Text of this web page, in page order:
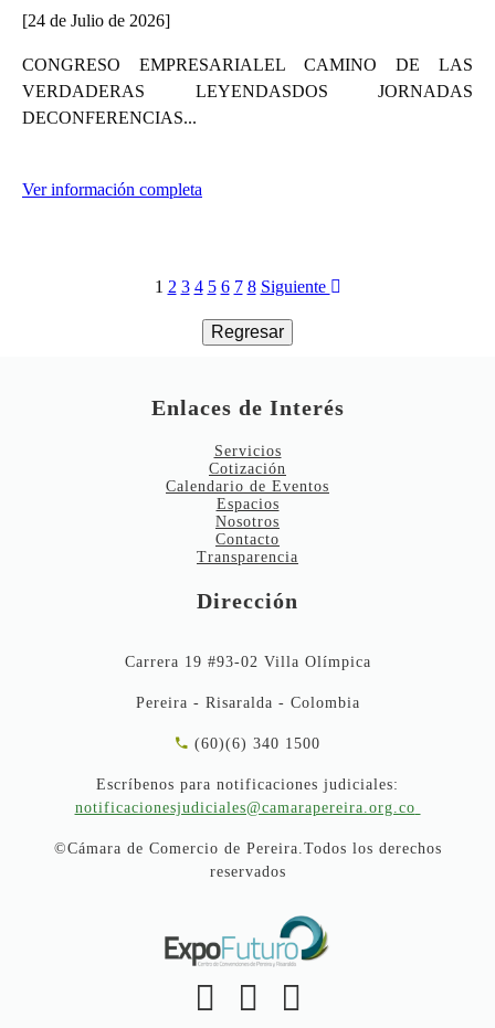
[24 de Julio de 2026]
CONGRESO EMPRESARIALEL CAMINO DE LAS
VERDADERAS LEYENDASDOS JORNADAS
DECONFERENCIAS...
Ver información completa
1 2 3 4 5 6 7 8 Siguiente
Enlaces de Interés
Servicios
Cotización
Calendario de Eventos
Espacios
Nosotros
Contacto
Transparencia
Dirección
Carrera 19 #93-02 Villa Olímpica
Pereira - Risaralda - Colombia
(60)(6) 340 1500
Escríbenos para notificaciones judiciales:
notificacionesjudiciales@camarapereira.org.co
©Cámara de Comercio de Pereira.Todos los derechos
reservados